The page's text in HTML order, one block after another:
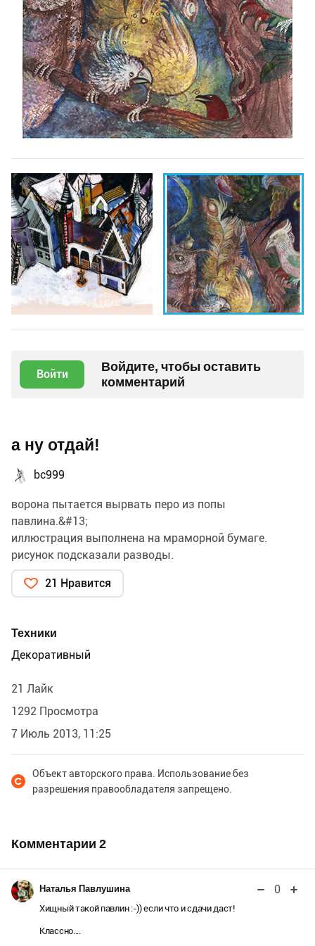
Войти
Войдите, чтобы оставить
комментарий
а ну отдай!
bc999
ворона пытается вырвать перо из попы
павлина.&#13;
иллюстрация выполнена на мраморной бумаге.
рисунок подсказали разводы.
21 Нравится
Техники
Декоративный
21 Лайк
1292 Просмотра
7 Июль 2013, 11:25
Объект авторского права. Использование без
разрешения правообладателя запрещено.
Комментарии 2
Наталья Павлушина 0
Хищный такой павлин :-)) если что и сдачи даст!
Классно....